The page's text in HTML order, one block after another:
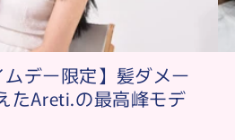
ムデー限定】髪ダメー
たAreti.の最高峰モデ